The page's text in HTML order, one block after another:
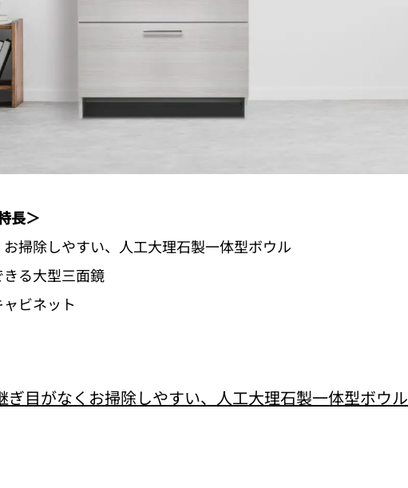
長＞
お掃除しやすい、人工大理石製一体型ボウル
きる大型三面鏡
ビネット
目がなくお掃除しやすい、人工大理石製一体型ボウル